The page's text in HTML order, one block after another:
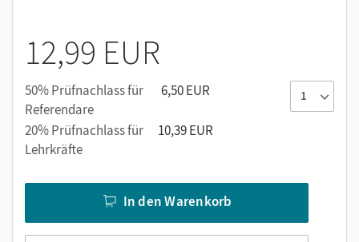
12,99 EUR
50% Prüfnachlass für
Referendare
6,50 EUR
20% Prüfnachlass für
Lehrkräfte
10,39 EUR
In den Warenkorb